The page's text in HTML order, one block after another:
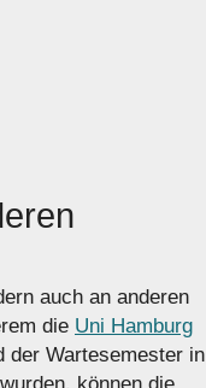
auch an anderen
die Uni Hamburg
der Wartesemester in